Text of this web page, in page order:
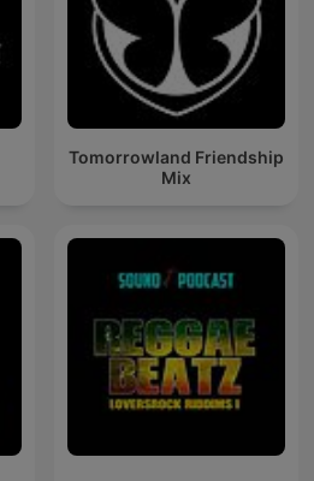
Tomorrowland Friendship
Mix